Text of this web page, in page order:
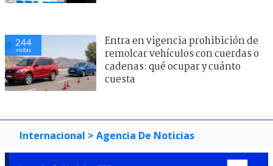
244
visitas
Entra en vigencia prohibición de
remolcar vehículos con cuerdas o
cadenas: qué ocupar y cuánto
cuesta
Internacional > Agencia De Noticias